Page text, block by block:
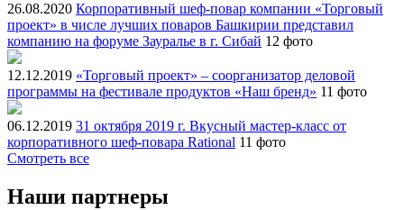
26.08.2020 Корпоративный шеф-повар компании «Торговый
проект» в числе лучших поваров Башкирии представил
компанию на форуме Зауралье в г. Сибай 12 фото
12.12.2019 «Торговый проект» – соорганизатор деловой
программы на фестивале продуктов «Наш бренд» 11 фото
06.12.2019 31 октября 2019 г. Вкусный мастер-класс от
корпоративного шеф-повара Rational 11 фото
Смотреть все
Наши партнеры